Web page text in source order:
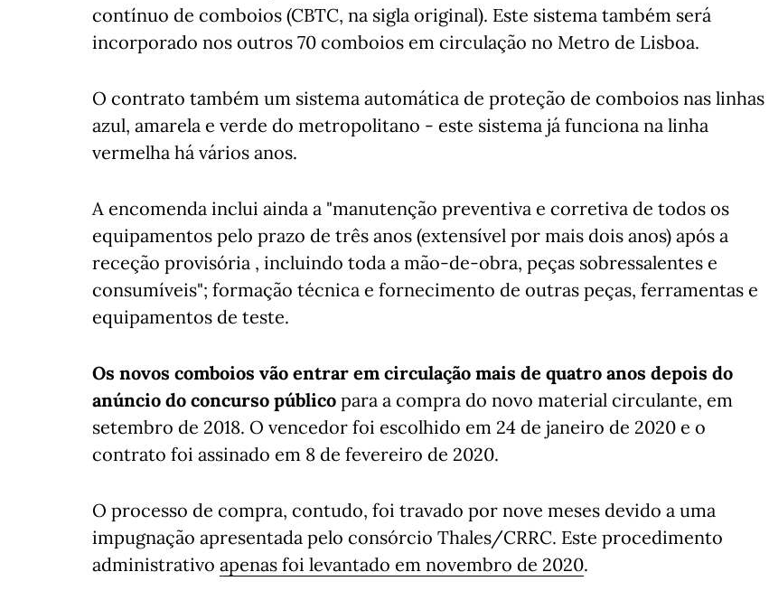
contínuo de comboios (CBTC, na sigla original). Este sistema também será
incorporado nos outros 70 comboios em circulação no Metro de Lisboa.
O contrato também um sistema automática de proteção de comboios nas linhas
azul, amarela e verde do metropolitano - este sistema já funciona na linha
vermelha há vários anos.
A encomenda inclui ainda a "manutenção preventiva e corretiva de todos os
equipamentos pelo prazo de três anos (extensível por mais dois anos) após a
receção provisória , incluindo toda a mão-de-obra, peças sobressalentes e
consumíveis"; formação técnica e fornecimento de outras peças, ferramentas e
equipamentos de teste.
Os novos comboios vão entrar em circulação mais de quatro anos depois do
anúncio do concurso público para a compra do novo material circulante, em
setembro de 2018. O vencedor foi escolhido em 24 de janeiro de 2020 e o
contrato foi assinado em 8 de fevereiro de 2020.
O processo de compra, contudo, foi travado por nove meses devido a uma
impugnação apresentada pelo consórcio Thales/CRRC. Este procedimento
administrativo apenas foi levantado em novembro de 2020.